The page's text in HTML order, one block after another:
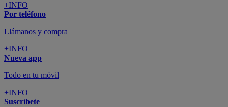
+INFO
Por teléfono
Llámanos y compra
+INFO
Nueva app
Todo en tu móvil
+INFO
Suscríbete